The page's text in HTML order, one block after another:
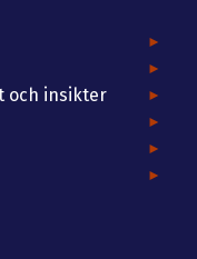
och insikter